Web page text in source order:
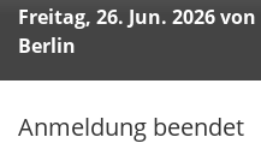
Freitag, 26. Jun. 2026
Berlin
Anmeldung beendet